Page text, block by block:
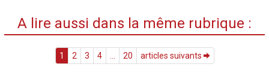
A lire aussi dans la même rubrique :
1 2 3 4 20 articles suivants